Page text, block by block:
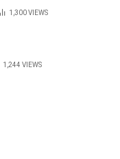
1,300VIEWS
1,244 VIEWS